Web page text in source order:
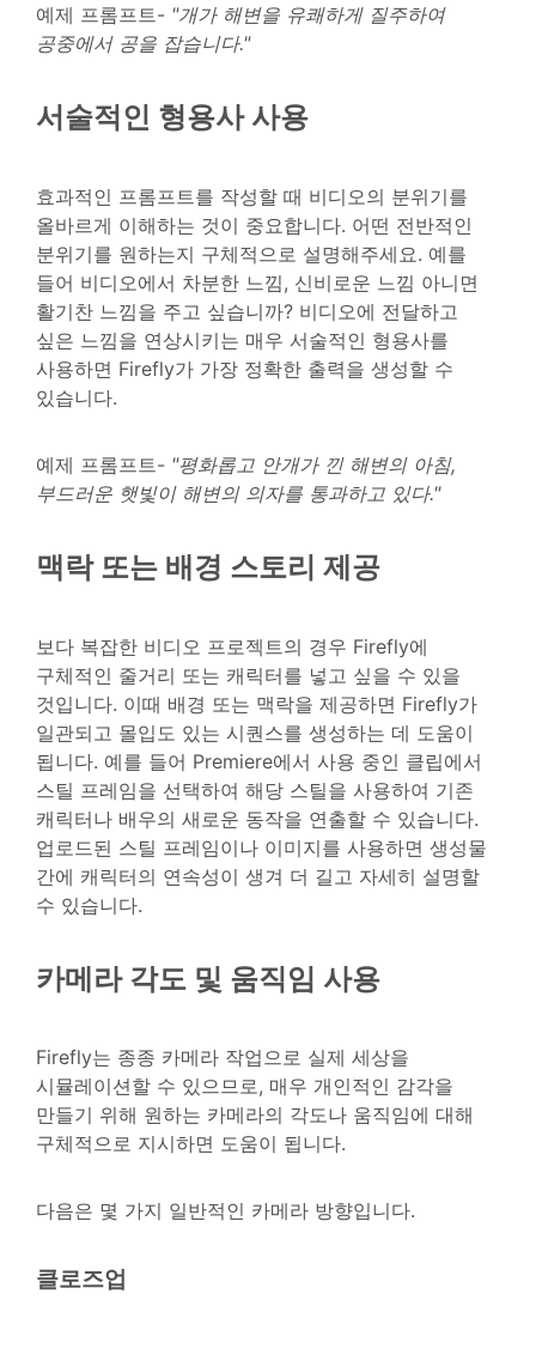
예제 프롬프트- "개가 해변을 유쾌하게 질주하여
공중에서 공을 잡습니다."
서술적인 형용사 사용
효과적인 프롬프트를 작성할 때 비디오의 분위기를
올바르게 이해하는 것이 중요합니다. 어떤 전반적인
분위기를 원하는지 구체적으로 설명해주세요. 예를
들어 비디오에서 차분한 느낌, 신비로운 느낌 아니면
활기찬 느낌을 주고 싶습니까? 비디오에 전달하고
싶은 느낌을 연상시키는 매우 서술적인 형용사를
사용하면 Firefly가 가장 정확한 출력을 생성할 수
있습니다.
예제 프롬프트- "평화롭고 안개가 낀 해변의 아침,
부드러운 햇빛이 해변의 의자를 통과하고 있다."
맥락 또는 배경 스토리 제공
보다 복잡한 비디오 프로젝트의 경우 Firefly에
구체적인 줄거리 또는 캐릭터를 넣고 싶을 수 있을
것입니다. 이때 배경 또는 맥락을 제공하면 Firefly가
일관되고 몰입도 있는 시퀀스를 생성하는 데 도움이
됩니다. 예를 들어 Premiere에서 사용 중인 클립에서
스틸 프레임을 선택하여 해당 스틸을 사용하여 기존
캐릭터나 배우의 새로운 동작을 연출할 수 있습니다.
업로드된 스틸 프레임이나 이미지를 사용하면 생성물
간에 캐릭터의 연속성이 생겨 더 길고 자세히 설명할
수 있습니다.
카메라 각도 및 움직임 사용
Firefly는 종종 카메라 작업으로 실제 세상을
시뮬레이션할 수 있으므로, 매우 개인적인 감각을
만들기 위해 원하는 카메라의 각도나 움직임에 대해
구체적으로 지시하면 도움이 됩니다.
다음은 몇 가지 일반적인 카메라 방향입니다.
클로즈업